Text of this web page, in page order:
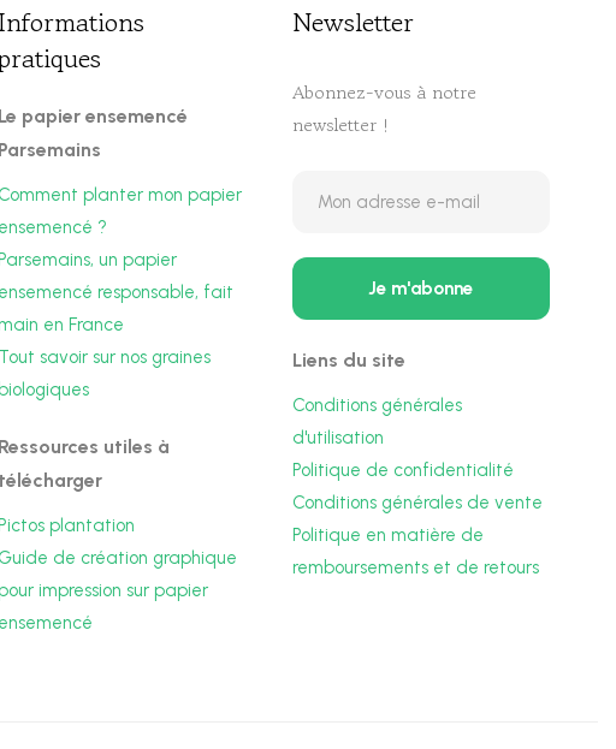
Informations
Le papier ensemencé
Parsemains
Comment planter mon papier
ensemencé ?
Parsemains, un papier
ensemencé responsable, fait
main en France
Tout savoir sur nos graines
biologiques
Ressources utiles à
télécharger
Pictos plantation
Guide de création graphique
pour impression sur papier
ensemencé
Newsletter​
Abonnez-vous à notre
newsletter !
Liens du site
Conditions générales
d'utilisation
Politique de confidentialité
Conditions générales de vente
Politique en matière de
remboursements et de retours